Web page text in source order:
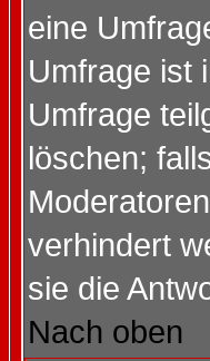
eine
Umfrage ist
Umfrage
löschen;
verhindert
sie die
Nach oben